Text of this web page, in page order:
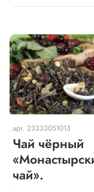
арт. 23333051013
Чай чёрный
чай».